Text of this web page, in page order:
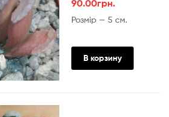
90.00грн.
Розмір — 5 см.
В корзину